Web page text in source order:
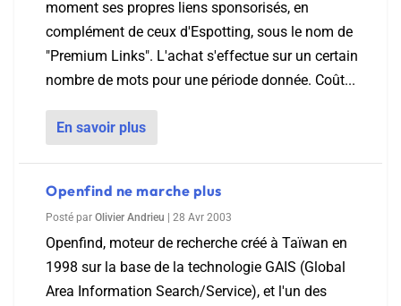
moment ses propres liens sponsorisés, en
complément de ceux d'Espotting, sous le nom de
"Premium Links". L'achat s'effectue sur un certain
nombre de mots pour une période donnée. Coût...
En savoir plus
Openfind ne marche plus
Posté par Olivier Andrieu 28 Avr 2003
Openfind, moteur de recherche créé à Taïwan en
1998 sur la base de la technologie GAIS (Global
Area Information Search/Service), et l'un des